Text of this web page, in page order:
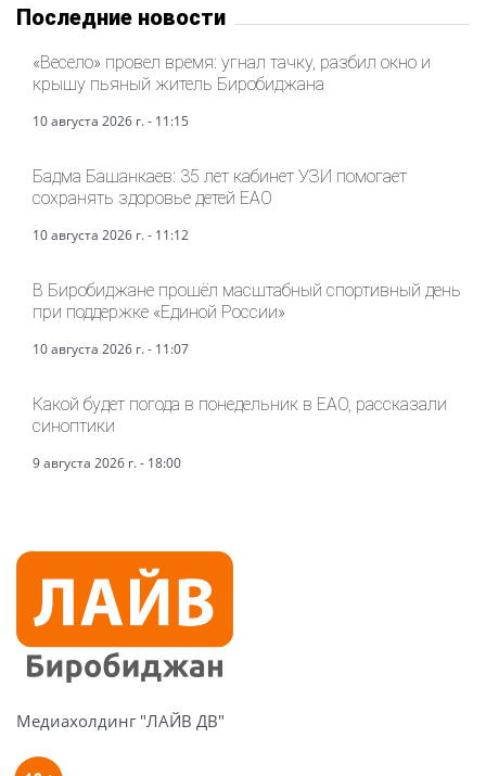
Последние новости
«Весело» провел время: угнал тачку, разбил окно и
крышу пьяный житель Биробиджана
10 августа 2026 г. - 11:15
Бадма Башанкаев: 35 лет кабинет УЗИ помогает
сохранять здоровье детей ЕАО
10 августа 2026 г. - 11:12
В Биробиджане прошёл масштабный спортивный день
при поддержке «Единой России»
10 августа 2026 г. - 11:07
Какой будет погода в понедельник в ЕАО, рассказали
синоптики
9 августа 2026 г. - 18:00
Медиахолдинг "ЛАЙВ ДВ"